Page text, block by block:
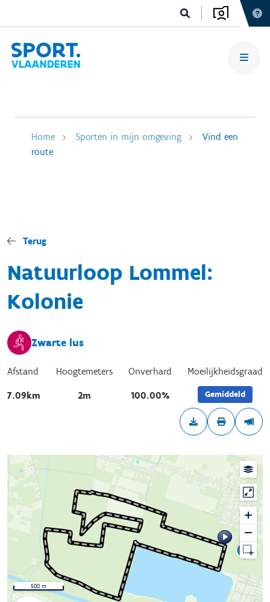
Home Sporten in mijn omgeving
Vind een
route
Terug
Natuurloop Lommel:
Kolonie
Zwarte lus
Afstand
7.09km
Hoogtemeters
2m
Onverhard
100.00%
Moeilijkheidsgraad
Gemiddeld
500 m